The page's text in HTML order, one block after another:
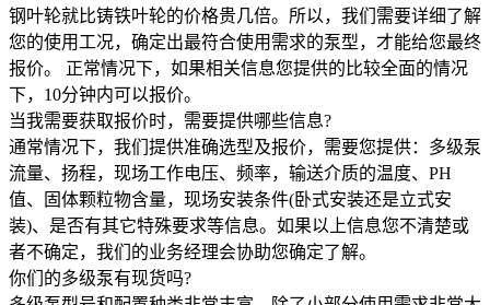
钢叶轮就比铸铁叶轮的价格贵几倍。所以，我们需要详细了解
您的使用工况，确定出最符合使用需求的泵型，才能给您最终
报价。 正常情况下，如果相关信息您提供的比较全面的情况
下，10分钟内可以报价。
当我需要获取报价时，需要提供哪些信息?
通常情况下，我们提供准确选型及报价，需要您提供：多级泵
流量、扬程，现场工作电压、频率，输送介质的温度、PH
值、固体颗粒物含量，现场安装条件(卧式安装还是立式安
装)、是否有其它特殊要求等信息。如果以上信息您不清楚或
者不确定，我们的业务经理会协助您确定了解。
你们的多级泵有现货吗?